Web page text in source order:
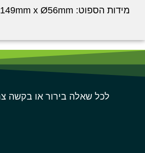
מידות הספוט: 149mm x Ø56mm
לכל שאלה בירור או בקשה